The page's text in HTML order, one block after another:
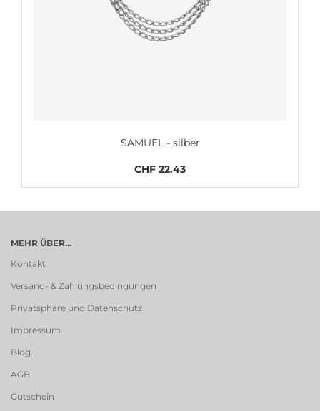
SAMUEL - silber
CHF 22.43
MEHR ÜBER...
Kontakt
Versand- & Zahlungsbedingungen
Privatsphäre und Datenschutz
Impressum
Blog
AGB
Gutschein